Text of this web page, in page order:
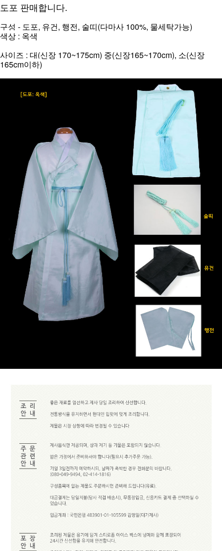
도포 판매합니다.
구성 - 도포, 유건, 행전, 술띠(다마사 100%, 물세탁가능)
색상 : 옥색
사이즈 : 대(신장 170~175cm) 중(신장165~170cm), 소(신장
165cm이하)